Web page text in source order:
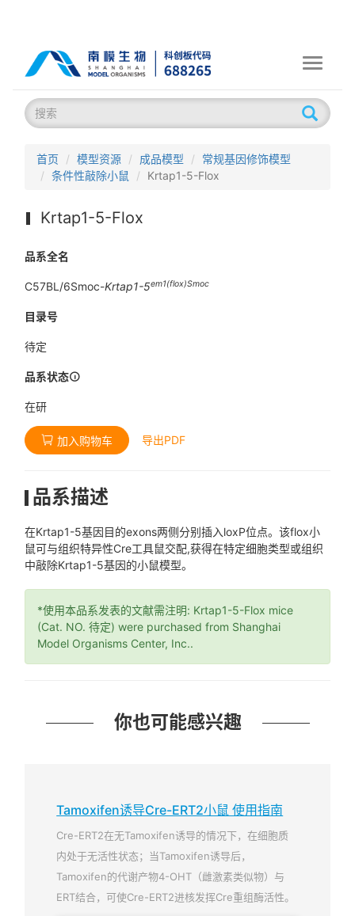
Toggle
首页 模型资源 成品模型
常规基因修饰模型
条件性敲除小鼠
Krtap1-5-Flox
Krtap1-5-Flox
品系全名
C57BL/6Smoc-Krtap1-5em1(flox)Smoc
目录号
待定
品系状态
在研
加入购物车 导出PDF
品系描述
在Krtap1-5基因目的exons两侧分别插入loxP位点。该flox小
鼠可与组织特异性Cre工具鼠交配,获得在特定细胞类型或组织
中敲除Krtap1-5基因的小鼠模型。
*使用本品系发表的文献需注明: Krtap1-5-Flox mice
(Cat. NO. 待定) were purchased from Shanghai
Model Organisms Center, Inc..
你也可能感兴趣
Tamoxifen诱导Cre-ERT2小鼠 使用指南
Cre-ERT2在无Tamoxifen诱导的情况下，在细胞质
内处于无活性状态；当Tamoxifen诱导后，
Tamoxifen的代谢产物4-OHT（雌激素类似物）与
ERT结合，可使Cre-ERT2进核发挥Cre重组酶活性。